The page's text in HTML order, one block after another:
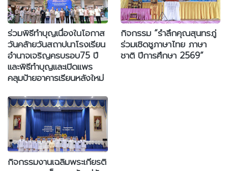
ร่วมพิธีทำบุญเนื่องในโอกาส
วันคล้ายวันสถาปนาโรงเรียน
อำนาจเจริญครบรอบ75 ปี
และพิธีทำบุญและเปิดแพร
คลุมป้ายอาคารเรียนหลังใหม่
กิจกรรม “รำลึกคุณสุนทรภู่
ร่วมเชิดชูภาษาไทย ภาษา
ชาติ ปีการศึกษา 2569”
กิจกรรมงานเฉลิมพระเกียรติ